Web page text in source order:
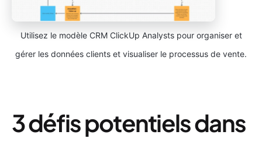
Utilisez le modèle CRM ClickUp Analysts pour organiser et
gérer les données clients et visualiser le processus de vente.
3 défis potentiels dans